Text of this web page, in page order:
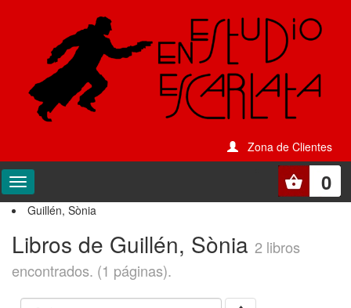
Zona de Clientes
0
Guillén, Sònia
Libros de Guillén, Sònia 2 libros
encontrados. (1 páginas).